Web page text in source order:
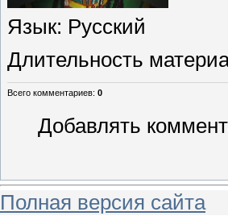
Язык: Русский
Длительность
Всего комментариев: 0
Добавлять
Полная версия сайта